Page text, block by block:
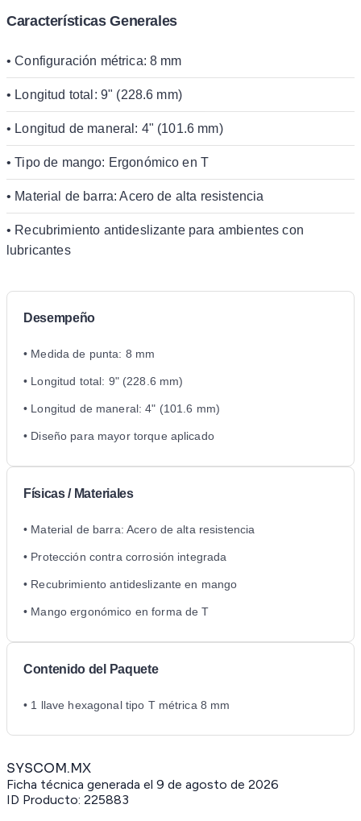
Características Generales
• Configuración métrica: 8 mm
• Longitud total: 9" (228.6 mm)
• Longitud de maneral: 4" (101.6 mm)
• Tipo de mango: Ergonómico en T
• Material de barra: Acero de alta resistencia
• Recubrimiento antideslizante para ambientes con
lubricantes
Desempeño
• Medida de punta: 8 mm
• Longitud total: 9" (228.6 mm)
• Longitud de maneral: 4" (101.6 mm)
• Diseño para mayor torque aplicado
Físicas / Materiales
• Material de barra: Acero de alta resistencia
• Protección contra corrosión integrada
• Recubrimiento antideslizante en mango
• Mango ergonómico en forma de T
Contenido del Paquete
• 1 llave hexagonal tipo T métrica 8 mm
SYSCOM.MX
Ficha técnica generada el 9 de agosto de 2026
ID Producto: 225883